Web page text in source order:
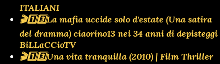
ITALIANI
🎬1️⃣3️⃣La mafia uccide solo d'estate (Una satira
del dramma) ciaorino13 nei 34 anni di depisteggi
BiLLaCCioTV
🎬1️⃣3️⃣Una vita tranquilla (2010) | Film Thriller